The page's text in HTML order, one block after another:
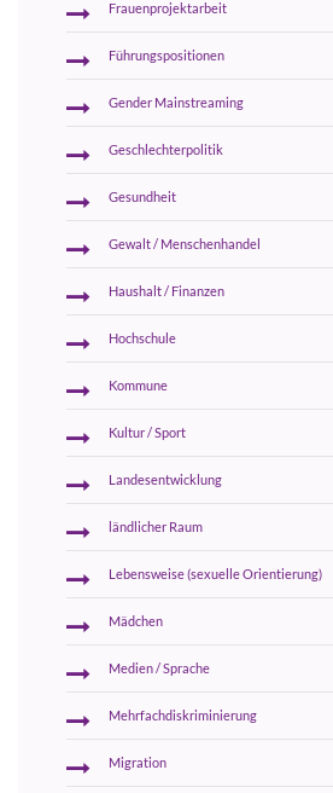
Frauenprojektarbeit
Führungspositionen
Gender Mainstreaming
Geschlechterpolitik
Gesundheit
Gewalt / Menschenhandel
Haushalt / Finanzen
Hochschule
Kommune
Kultur / Sport
Landesentwicklung
ländlicher Raum
Lebensweise (sexuelle Orientierung)
Mädchen
Medien / Sprache
Mehrfachdiskriminierung
Migration